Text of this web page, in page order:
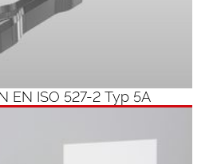
EN ISO 527-2 Typ 5A